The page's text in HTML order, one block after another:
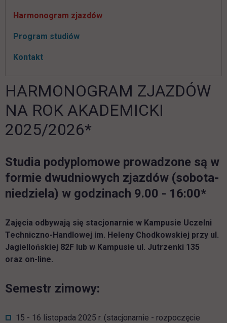
Harmonogram zjazdów
Program studiów
Kontakt
HARMONOGRAM ZJAZDÓW
NA ROK AKADEMICKI
2025/2026*
Studia podyplomowe prowadzone są w
formie dwudniowych zjazdów (sobota-
niedziela) w godzinach 9.00 - 16:00*
Zajęcia odbywają się stacjonarnie w Kampusie Uczelni
Techniczno-Handlowej im. Heleny Chodkowskiej przy ul.
Jagiellońskiej 82F lub w Kampusie ul. Jutrzenki 135
oraz on-line.
Semestr zimowy:
15 - 16 listopada 2025 r. (stacjonarnie - rozpoczęcie